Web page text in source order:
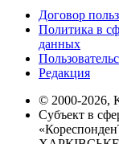
Договор
Политика в
данных
Редакция
© 2000-2026,
Субъект в